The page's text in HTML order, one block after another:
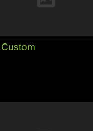
Custom